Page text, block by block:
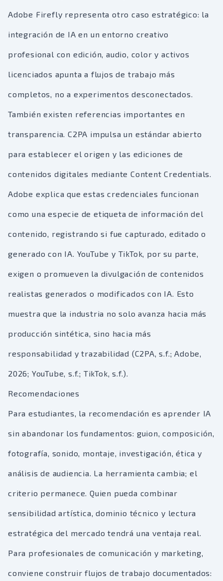
Adobe Firefly representa otro caso estratégico: la
integración de IA en un entorno creativo
profesional con edición, audio, color y activos
licenciados apunta a flujos de trabajo más
completos, no a experimentos desconectados.
También existen referencias importantes en
transparencia. C2PA impulsa un estándar abierto
para establecer el origen y las ediciones de
contenidos digitales mediante Content Credentials.
Adobe explica que estas credenciales funcionan
como una especie de etiqueta de información del
contenido, registrando si fue capturado, editado o
generado con IA. YouTube y TikTok, por su parte,
exigen o promueven la divulgación de contenidos
realistas generados o modificados con IA. Esto
muestra que la industria no solo avanza hacia más
producción sintética, sino hacia más
responsabilidad y trazabilidad (C2PA, s.f.; Adobe,
2026; YouTube, s.f.; TikTok, s.f.).
Recomendaciones
Para estudiantes, la recomendación es aprender IA
sin abandonar los fundamentos: guion, composición,
fotografía, sonido, montaje, investigación, ética y
análisis de audiencia. La herramienta cambia; el
criterio permanece. Quien pueda combinar
sensibilidad artística, dominio técnico y lectura
estratégica del mercado tendrá una ventaja real.
Para profesionales de comunicación y marketing,
conviene construir flujos de trabajo documentados: